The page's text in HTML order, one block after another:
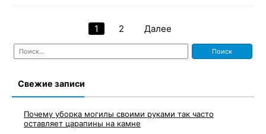
Навигация
по
1 2 Далее
Найти:
Свежие записи
Почему уборка могилы своими руками так часто
оставляет царапины на камне